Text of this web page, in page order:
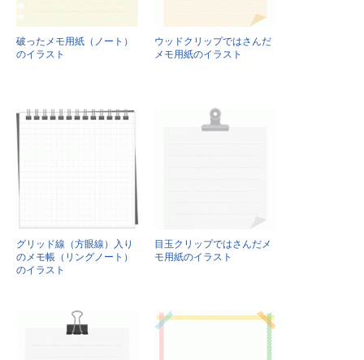
破ったメモ用紙（ノート）
のイラスト
ウッドクリップではさんだ
メモ用紙のイラスト
グリッド線（方眼線）入り
のメモ帳（リングノート）
のイラスト
目玉クリップではさんだメ
モ用紙のイラスト